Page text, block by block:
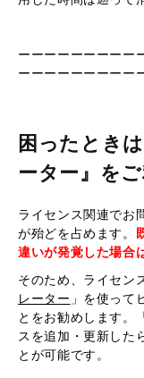
ーーーーーーーーー
ーーーーーーーーー
困ったとき
ーター』を
ライセンス関連でお
が殆どを占めます。
違いが発覚した場合
そのため、ライセン
レーター 」を使って
とをお勧めします。
スを追加・更新した
とが可能です。